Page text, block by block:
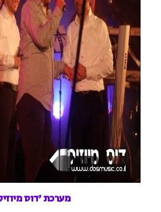
מערכת 'דוס